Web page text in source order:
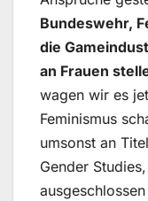
Bundeswehr,
die
an Frauen
wagen wir es
Feminismus
umsonst an
Gender